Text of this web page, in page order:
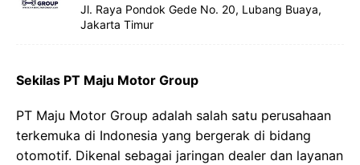
Jl. Raya Pondok Gede No. 20, Lubang Buaya,
Jakarta Timur
Sekilas PT Maju Motor Group
PT Maju Motor Group adalah salah satu perusahaan
terkemuka di Indonesia yang bergerak di bidang
otomotif. Dikenal sebagai jaringan dealer dan layanan